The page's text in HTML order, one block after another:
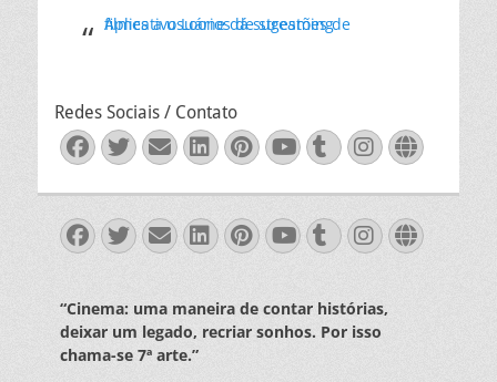
Aplicativo Loone dá sugestões de filmes a usuários de streaming
Redes Sociais / Contato
Facebook
Twitter
EmailLinkedIn
Pinterest
YouTube
Tumblr
Facebook
Twitter
EmailLinkedIn
Pinterest
YouTube
Tumblr
“Cinema: uma maneira de contar histórias,
deixar um legado, recriar sonhos. Por isso
chama-se 7ª arte.”